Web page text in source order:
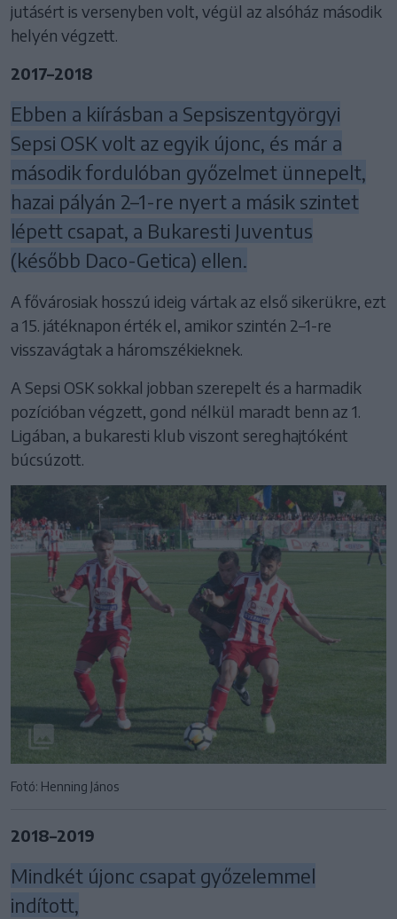
jutásért is versenyben volt, végül az alsóház második
helyén végzett.
2017–2018
Ebben a kiírásban a Sepsiszentgyörgyi
Sepsi OSK volt az egyik újonc, és már a
második fordulóban győzelmet ünnepelt,
hazai pályán 2–1-re nyert a másik szintet
lépett csapat, a Bukaresti Juventus
(később Daco-Getica) ellen.
A fővárosiak hosszú ideig vártak az első sikerükre, ezt
a 15. játéknapon érték el, amikor szintén 2–1-re
visszavágtak a háromszékieknek.
A Sepsi OSK sokkal jobban szerepelt és a harmadik
pozícióban végzett, gond nélkül maradt benn az 1.
Ligában, a bukaresti klub viszont sereghajtóként
búcsúzott.
Fotó: Henning János
2018–2019
Mindkét újonc csapat győzelemmel
indított,